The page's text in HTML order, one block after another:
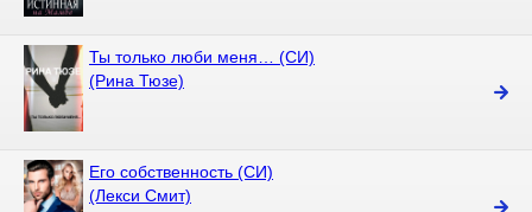
Ты только люби меня… (СИ)
(Рина Тюзе)
Его собственность (СИ)
(Лекси Смит)